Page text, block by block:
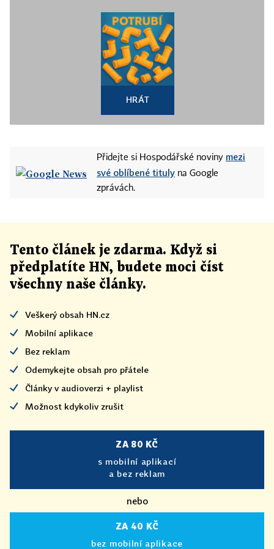
HRÁT
Přidejte si Hospodářské noviny mezi
své oblíbené tituly na Google
zprávách.
Tento článek je zdarma. Když si
předplatíte HN, budete moci číst
všechny naše články.
Veškerý obsah HN.cz
Mobilní aplikace
Bez reklam
Odemykejte obsah pro přátele
Články v audioverzi + playlist
Možnost kdykoliv zrušit
ZA 80 KČ
s mobilní aplikací
a bez reklam
nebo
ZA 40 KČ
bez mobilní aplikace